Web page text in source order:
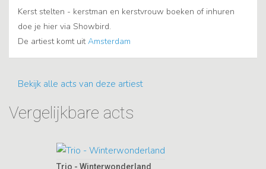
Kerst stelten - kerstman en kerstvrouw boeken of inhuren
doe je hier via Showbird.
De artiest komt uitAmsterdam
Bekijk alle acts van deze artiest
Vergelijkbare acts
Trio - Winterwonderland